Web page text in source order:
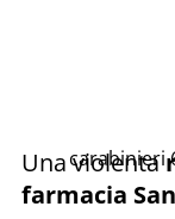
carabinieri
Una violenta
farmacia